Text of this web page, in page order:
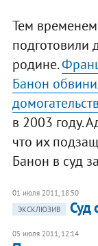
Тем
подготовили
родине.
Банон
в 2003 году.
что их
Банон в суд
01 июля 2011, 18:50
ЭКСКЛЮЗИВ
Суд
05 июля 2011, 12:14